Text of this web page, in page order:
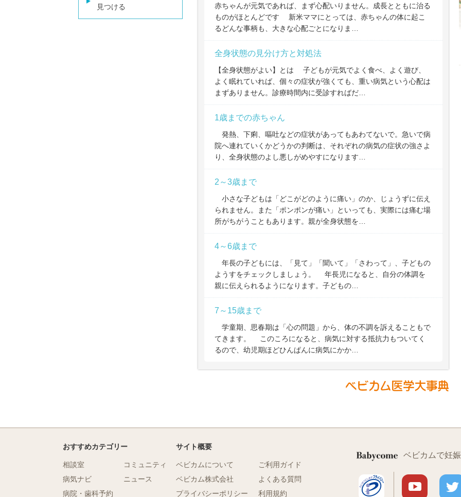
赤ちゃんが元気であれば、まず心配いりません。成長とともに治る
ものがほとんどです 新米ママにとっては、赤ちゃんの体に起こ
るどんな事柄も、大きな心配ごとになりま…
全身状態の見分け方と対処法
【全身状態がよい】とは 子どもが元気でよく食べ、よく遊び、
よく眠れていれば、個々の症状が強くても、重い病気という心配は
まずありません。診療時間内に受診すればだ…
1歳までの赤ちゃん
発熱、下痢、嘔吐などの症状があってもあわてないで。急いで病
院へ連れていくかどうかの判断は、それぞれの病気の症状の強さよ
り、全身状態のよし悪しがめやすになります…
2～3歳まで
小さな子どもは「どこがどのように痛い」のか、じょうずに伝え
られません。また「ポンポンが痛い」といっても、実際には痛む場
所がちがうこともあります。親が全身状態を…
4～6歳まで
年長の子どもには、「見て」「聞いて」「さわって」、子どもの
ようすをチェックしましょう。 年長児になると、自分の体調を
親に伝えられるようになります。子どもの…
7～15歳まで
学童期、思春期は「心の問題」から、体の不調を訴えることもで
てきます。 このころになると、病気に対する抵抗力もついてく
るので、幼児期ほどひんぱんに病気にかか…
見つける
ベビカムで妊
おすすめカテゴリー
相談室
病気ナビ
病院・歯科予約
コミュニティ
ニュース
サイト概要
ベビカムについて
ベビカム株式会社
プライバシーポリシー
ご利用ガイド
よくある質問
利用規約